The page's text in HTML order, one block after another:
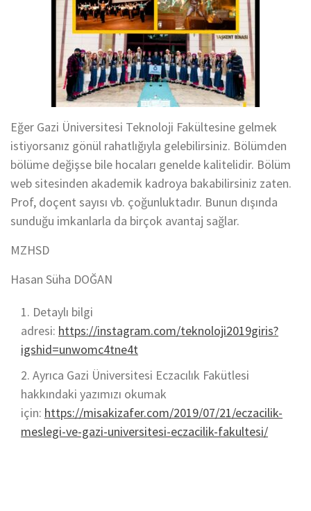
Eğer Gazi Üniversitesi Teknoloji Fakültesine gelmek
istiyorsanız gönül rahatlığıyla gelebilirsiniz. Bölümden
bölüme değişse bile hocaları genelde kalitelidir. Bölüm
web sitesinden akademik kadroya bakabilirsiniz zaten.
Prof, doçent sayısı vb. çoğunluktadır. Bunun dışında
sunduğu imkanlarla da birçok avantaj sağlar.
MZHSD
Hasan Süha DOĞAN
Detaylı bilgi
adresi: https://instagram.com/teknoloji2019giris?
igshid=unwomc4tne4t
Ayrıca Gazi Üniversitesi Eczacılık Fakütlesi
hakkındaki yazımızı okumak
için: https://misakizafer.com/2019/07/21/eczacilik-
meslegi-ve-gazi-universitesi-eczacilik-fakultesi/